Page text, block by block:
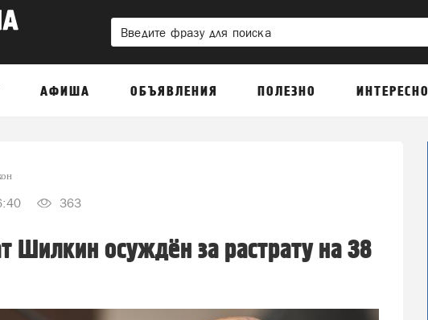
АФИША ОБЪЯВЛЕНИЯ ПОЛЕЗНО ИНТЕРЕСНО
363
Шилкин осуждён за растрату на 38